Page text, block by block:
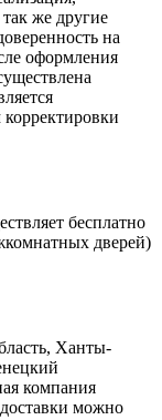
же другие
на
оформления
корректировки
бесплатно
дверей)
Ханты-
компания
можно